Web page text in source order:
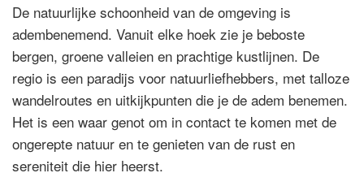
De natuurlijke schoonheid van de omgeving is
adembenemend. Vanuit elke hoek zie je beboste
bergen, groene valleien en prachtige kustlijnen. De
regio is een paradijs voor natuurliefhebbers, met talloze
wandelroutes en uitkijkpunten die je de adem benemen.
Het is een waar genot om in contact te komen met de
ongerepte natuur en te genieten van de rust en
sereniteit die hier heerst.